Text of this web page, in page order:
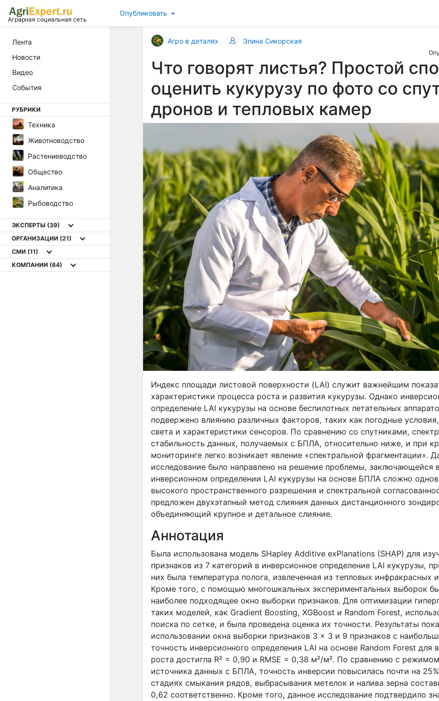
Аграрная социальная сеть
Опубликовать
Лента
Новости
Видео
События
РУБРИКИ
Техника
Животноводство
Растениеводство
Общество
Аналитика
Рыбоводство
ЭКСПЕРТЫ (39)
ОРГАНИЗАЦИИ (21)
СМИ (11)
КОМПАНИИ (64)
Агро в деталях Элина Сикорская
Что говорят листья? Простой
оценить кукурузу по фото со
дронов и тепловых камер
Индекс площади листовой поверхности (LAI) служит важнейшим
характеристики процесса роста и развития кукурузы. Однако
определение LAI кукурузы на основе беспилотных летательных
подвержено влиянию различных факторов, таких как погодные
света и характеристики сенсоров. По сравнению со спутниками,
стабильность данных, получаемых с БПЛА, относительно ниже, и при
мониторинге легко возникает явление «спектральной фрагментации».
исследование было направлено на решение проблемы, заключающейся
инверсионном определении LAI кукурузы на основе БПЛА сложно
высокого пространственного разрешения и спектральной
предложен двухэтапный метод слияния данных дистанционного
объединяющий крупное и детальное слияние.
Аннотация
Была использована модель SHapley Additive exPlanations (SHAP) для
признаков из 7 категорий в инверсионное определение LAI кукурузы,
них была температура полога, извлеченная из тепловых инфракрасных
Кроме того, с помощью многошкальных экспериментальных выборок
наиболее подходящее окно выборки признаков. Для оптимизации
таких моделей, как Gradient Boosting, XGBoost и Random Forest,
поиска по сетке, и была проведена оценка их точности. Результаты
использовании окна выборки признаков 3 × 3 и 9 признаков с
точность инверсионного определения LAI на основе Random Forest для
роста достигла R² = 0,90 и RMSE = 0,38 м²/м². По сравнению с
источника данных с БПЛА, точность инверсии повысилась почти на
стадиях смыкания рядов, выбрасывания метелок и налива зерна
0,62 соответственно. Кроме того, данное исследование подтвердило